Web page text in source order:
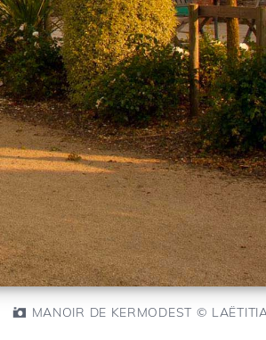
MANOIR DE KERMODEST ©